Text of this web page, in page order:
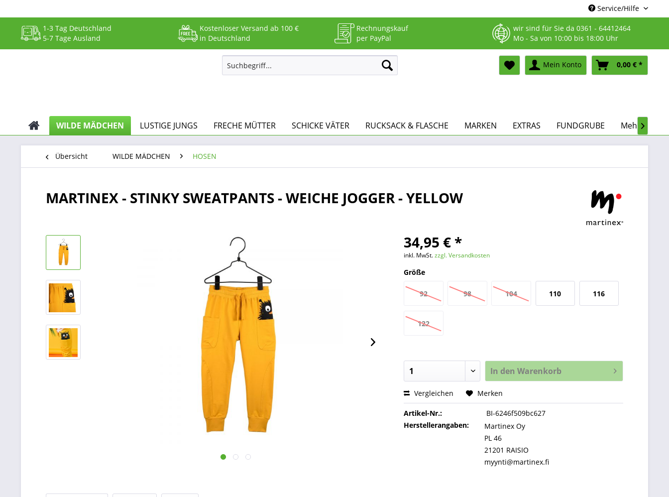
Service/Hilfe
1-3 Tag Deutschland
5-7 Tage Ausland
Kostenloser Versand ab 100 €
in Deutschland
Rechnungskauf
per PayPal
wir sind für Sie da 0361 - 64412464
Mo - Sa von 10:00 bis 18:00 Uhr
Mein Konto 0,00 € *
WILDE MÄDCHEN LUSTIGE JUNGS FRECHE MÜTTER SCHICKE VÄTER RUCKSACK & FLASCHE MARKEN EXTRAS FUNDGRUBE Mehr...

Übersicht WILDE MÄDCHEN HOSEN
MARTINEX - STINKY SWEATPANTS - WEICHE JOGGER - YELLOW
34,95 € *
inkl. MwSt.zzgl. Versandkosten
Größe
92 98 104 110 116
122
In den Warenkorb
Vergleichen Merken
Artikel-Nr.:
BI-6246f509bc627
Herstellerangaben:
Martinex Oy
PL 46
21201 RAISIO
myynti@martinex.fi